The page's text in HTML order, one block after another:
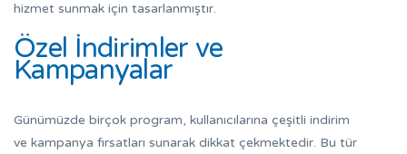
hizmet sunmak için tasarlanmıştır.
Özel İndirimler ve
Kampanyalar
Günümüzde birçok program, kullanıcılarına çeşitli indirim
ve kampanya fırsatları sunarak dikkat çekmektedir. Bu tür